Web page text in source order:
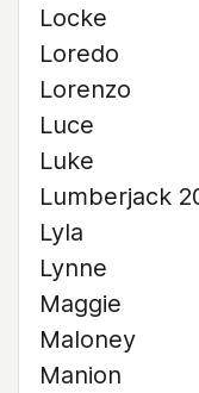
Locke
Loredo
Lorenzo
Luce
Luke
Lumberjack
Lyla
Lynne
Maggie
Maloney
Manion